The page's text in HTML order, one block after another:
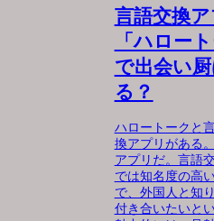
言語交換ア
「ハロー
で出会い
る？
ハロートークと
換アプリがある
アプリだ。言語
では知名度の高
で、外国人と知
付き合いたいと